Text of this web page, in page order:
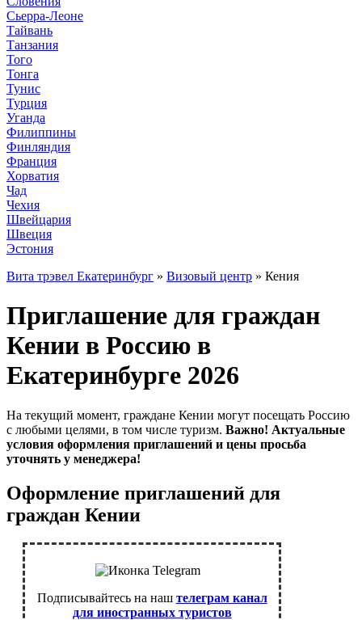
Сьерра-Леоне
Тайвань
Танзания
Того
Тонга
Тунис
Турция
Уганда
Филиппины
Финляндия
Франция
Хорватия
Чад
Чехия
Швейцария
Швеция
Эстония
Вита трэвел Екатеринбург » Визовый центр » Кения
Приглашение для граждан
Кении в Россию в
Екатеринбурге 2026
На текущий момент, граждане Кении могут посещать Россию
с любыми целями, в том числе туризм. Важно! Актуальные
условия оформления приглашений и цены просьба
уточнять у менеджера!
Оформление приглашений для
граждан Кении
Подписывайтесь на наш телеграм канал
для иностранных туристов